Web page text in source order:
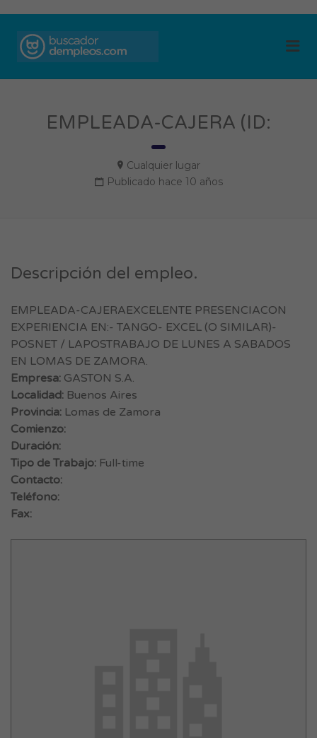
EMPLEADA-CAJERA (ID:
Cualquier lugar
Publicado hace 10 años
Descripción del empleo.
EMPLEADA-CAJERAEXCELENTE PRESENCIACON
EXPERIENCIA EN:- TANGO- EXCEL (O SIMILAR)-
POSNET / LAPOSTRABAJO DE LUNES A SABADOS
EN LOMAS DE ZAMORA.
Empresa: GASTON S.A.
Localidad: Buenos Aires
Provincia: Lomas de Zamora
Comienzo:
Duración:
Tipo de Trabajo: Full-time
Contacto:
Teléfono:
Fax: